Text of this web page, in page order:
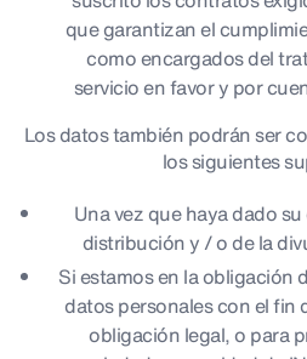
que garantizan el
como encargados del
servicio en favor y por
Los datos también podrán ser
los siguientes
Una vez que haya dado
distribución y / o de la
Si estamos en la obligación
datos personales con el fin
obligación legal, o para